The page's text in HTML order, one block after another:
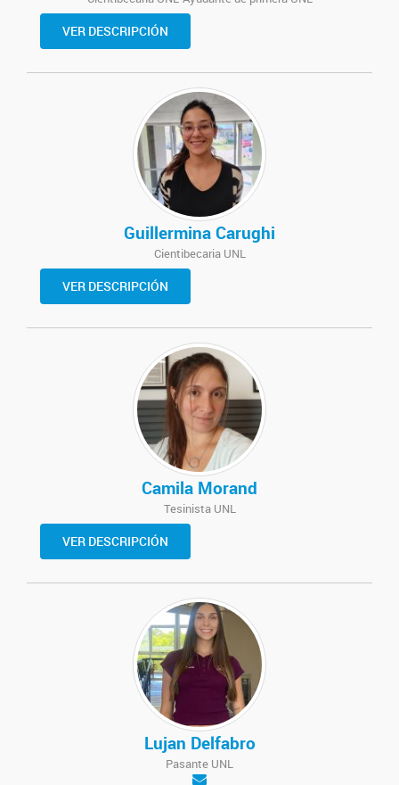
VER DESCRIPCIÓN
Guillermina Carughi
Cientibecaria UNL
VER DESCRIPCIÓN
Camila Morand
Tesinista UNL
VER DESCRIPCIÓN
Lujan Delfabro
Pasante UNL